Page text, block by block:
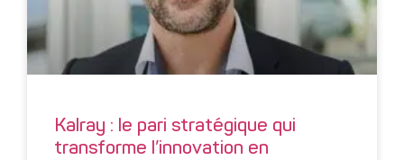
Kalray : le pari stratégique qui
transforme l’innovation en